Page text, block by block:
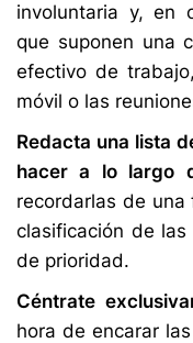
involuntaria y, en
que suponen una
efectivo de
móvil o las
Redacta una lista
hacer a lo largo
recordarlas de
clasificación de
de prioridad.
Céntrate
hora de encarar